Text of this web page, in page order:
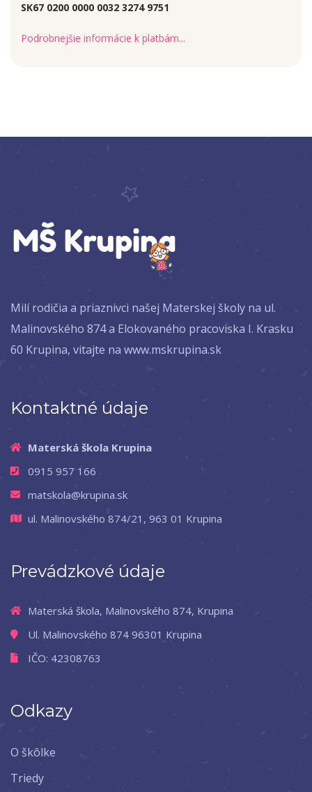
SK67 0200 0000 0032 3274 9751
Podrobnejšie informácie k platbám...
Milí rodičia a priaznivci našej Materskej školy na ul.
Malinovského 874 a Elokovaného pracoviska I. Krasku
60 Krupina, vitajte na www.mskrupina.sk
Kontaktné údaje
Materská škola Krupina
0915 957 166
matskola@krupina.sk
ul. Malinovského 874/21, 963 01 Krupina
Prevádzkové údaje
Materská škola, Malinovského 874, Krupina
Ul. Malinovského 874 96301 Krupina
IČO: 42308763
Odkazy
O škôlke
Triedy